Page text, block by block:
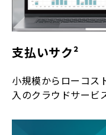
支払いサク²
小規模からローコス
入のクラウドサービ